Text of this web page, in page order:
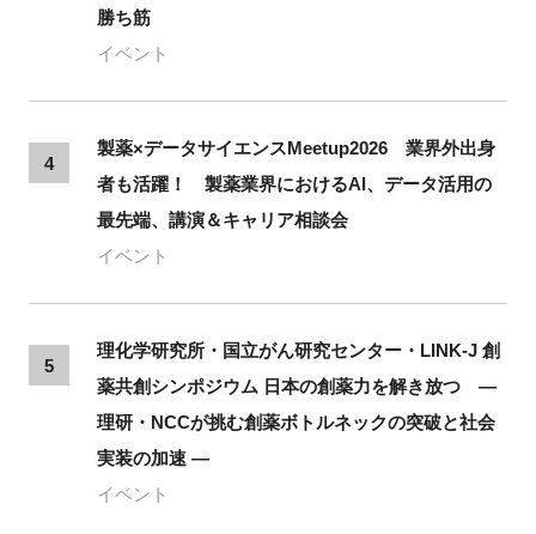
勝ち筋
イベント
4
製薬×データサイエンスMeetup2026 業界外出身
者も活躍！ 製薬業界におけるAI、データ活用の
最先端、講演＆キャリア相談会
イベント
5
理化学研究所・国立がん研究センター・LINK-J 創
薬共創シンポジウム 日本の創薬力を解き放つ ―
理研・NCCが挑む創薬ボトルネックの突破と社会
実装の加速 ―
イベント